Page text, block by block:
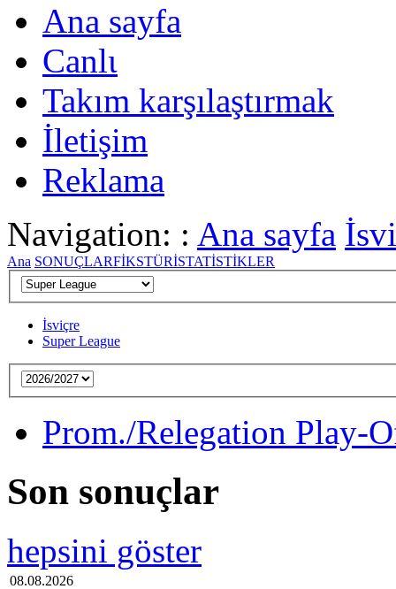
Ana sayfa
Canlι
Takım karşılaştırmak
İletişim
Reklama
Navigation: : Ana sayfa
Ana SONUÇLARFİKSTÜRİSTATİSTİKLER
İsviçre
Super League
Prom./Relegation Play-
Son sonuçlar
hepsini göster
08.08.2026